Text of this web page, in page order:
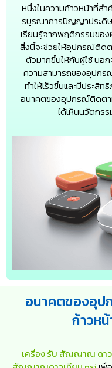
หนึ่งในความก้าวหน้าที่ส
รบูรณาการปัญญาประดิษ
เรียนรู้จากพฤติกรรมขอ
สิ่งนี้จะช่วยให้อุปกรณ์ติดต
ตัวมากขึ้นให้กับผู้ใช้ นอก
ความสามารถของอุปก
ทำให้เร็วขึ้นและมีประสิ
อนาคตของอุปกรณ์ติดตา
ได้เห็นนวัตกร
อนาคตของอุป
ก้าวห
เครื่อง รับ สัญญาณ ดา